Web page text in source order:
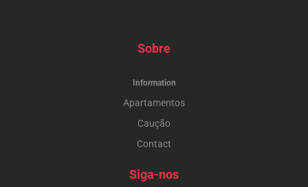
Sobre
Information
Apartamentos
Caução
Contact
Siga-nos